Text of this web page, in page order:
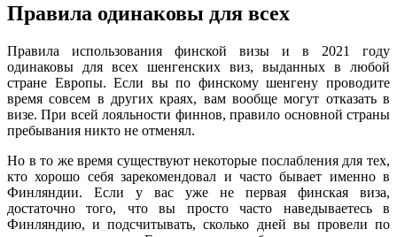
Правила одинаковы для всех
Правила использования финской визы и в 2021 году
одинаковы для всех шенгенских виз, выданных в любой
стране Европы. Если вы по финскому шенгену проводите
время совсем в других краях, вам вообще могут отказать в
визе. При всей лояльности финнов, правило основной страны
пребывания никто не отменял.
Но в то же время существуют некоторые послабления для тех,
кто хорошо себя зарекомендовал и часто бывает именно в
Финляндии. Если у вас уже не первая финская виза,
достаточно того, что вы просто часто наведываетесь в
Финляндию, и подсчитывать, сколько дней вы провели по